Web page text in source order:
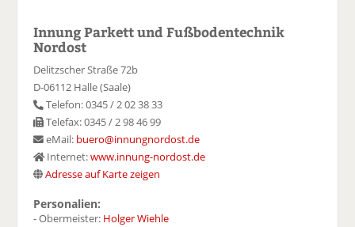
Innung Parkett und Fußbodentechnik
Nordost
Delitzscher Straße 72b
D-06112 Halle (Saale)
Telefon: 0345 / 2 02 38 33
Telefax: 0345 / 2 98 46 99
eMail: buero@innungnordost.de
Internet:www.innung-nordost.de
Adresse auf Karte zeigen
Personalien:
- Obermeister: Holger Wiehle